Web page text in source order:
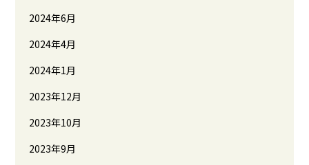
2024年6月
2024年4月
2024年1月
2023年12月
2023年10月
2023年9月